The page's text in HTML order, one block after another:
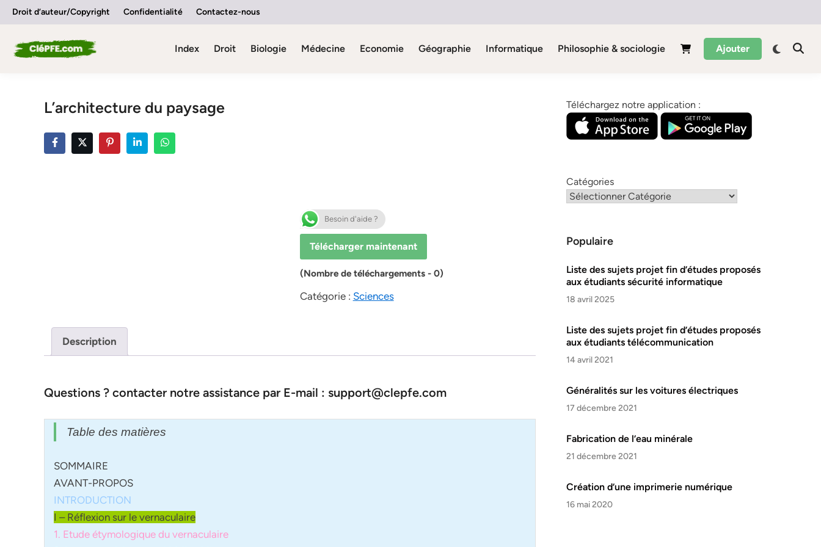
SkipDroit d’auteur/Copyright Confidentialité Contactez-nous
Index Droit Biologie Médecine Economie Géographie Informatique Philosophie & sociologie Ajouter
L’architecture du paysage
Besoin d'aide ?
Télécharger maintenant
(Nombre de téléchargements - 0)
Catégorie : Sciences
Description
Questions ? contacter notre assistance par E-mail : support@clepfe.com
Table des matières
SOMMAIRE
AVANT-PROPOS
INTRODUCTION
I – Réflexion sur le vernaculaire
1. Etude étymologique du vernaculaire
Téléchargez notre application :
Catégories
Populaire
Liste des sujets projet fin d’études proposés
aux étudiants sécurité informatique
18 avril 2025
Liste des sujets projet fin d’études proposés
aux étudiants télécommunication
14 avril 2021
Généralités sur les voitures électriques
17 décembre 2021
Fabrication de l’eau minérale
21 décembre 2021
Création d’une imprimerie numérique
16 mai 2020